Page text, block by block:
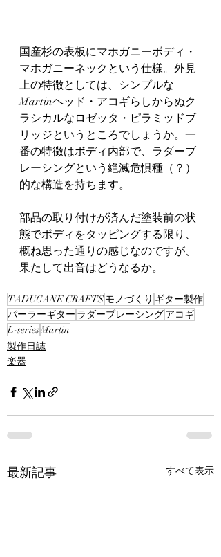
国産杉の表板にマホガニーボディ・
マホガニーネックという仕様。外見
上の特徴としては、シンプルな
Martinヘッド・アコギらしからぬク
ラシカルなロゼッタ・ピラミッドブ
リッジというところでしょうか。一
番の特徴はボディ内部で、ラダーブ
レーシングという絶滅危惧種（？）
的な構造を持ちます。
部品の取り付けが済んだ塗装前の状
態でボディをタッピングする限り、
概ね思った通りの感じなのですが、
果たして出音はどうなるか。
TADUGANE CRAFTSモノづくり ギター製作
パーラーギター ラダーブレーシングアコギ
L-seriesMartin
製作日誌
楽器
最新記事 すべて表示